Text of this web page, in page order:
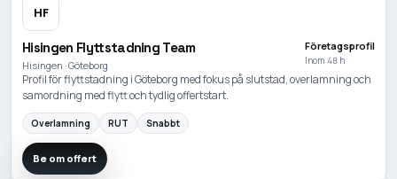
HF
Hisingen Flyttstadning Team
Hisingen · Göteborg
Företagsprofil
Inom 48 h
Profil för flyttstadning i Göteborg med fokus på slutstad, overlamning och
samordning med flytt och tydlig offertstart.
Overlamning RUT Snabbt
Be om offert